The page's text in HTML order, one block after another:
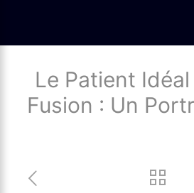
Le Patient
Fusion : Un